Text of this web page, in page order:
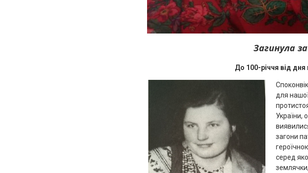
Загинула
До 100-річчя від дня
для
України,
загони
серед